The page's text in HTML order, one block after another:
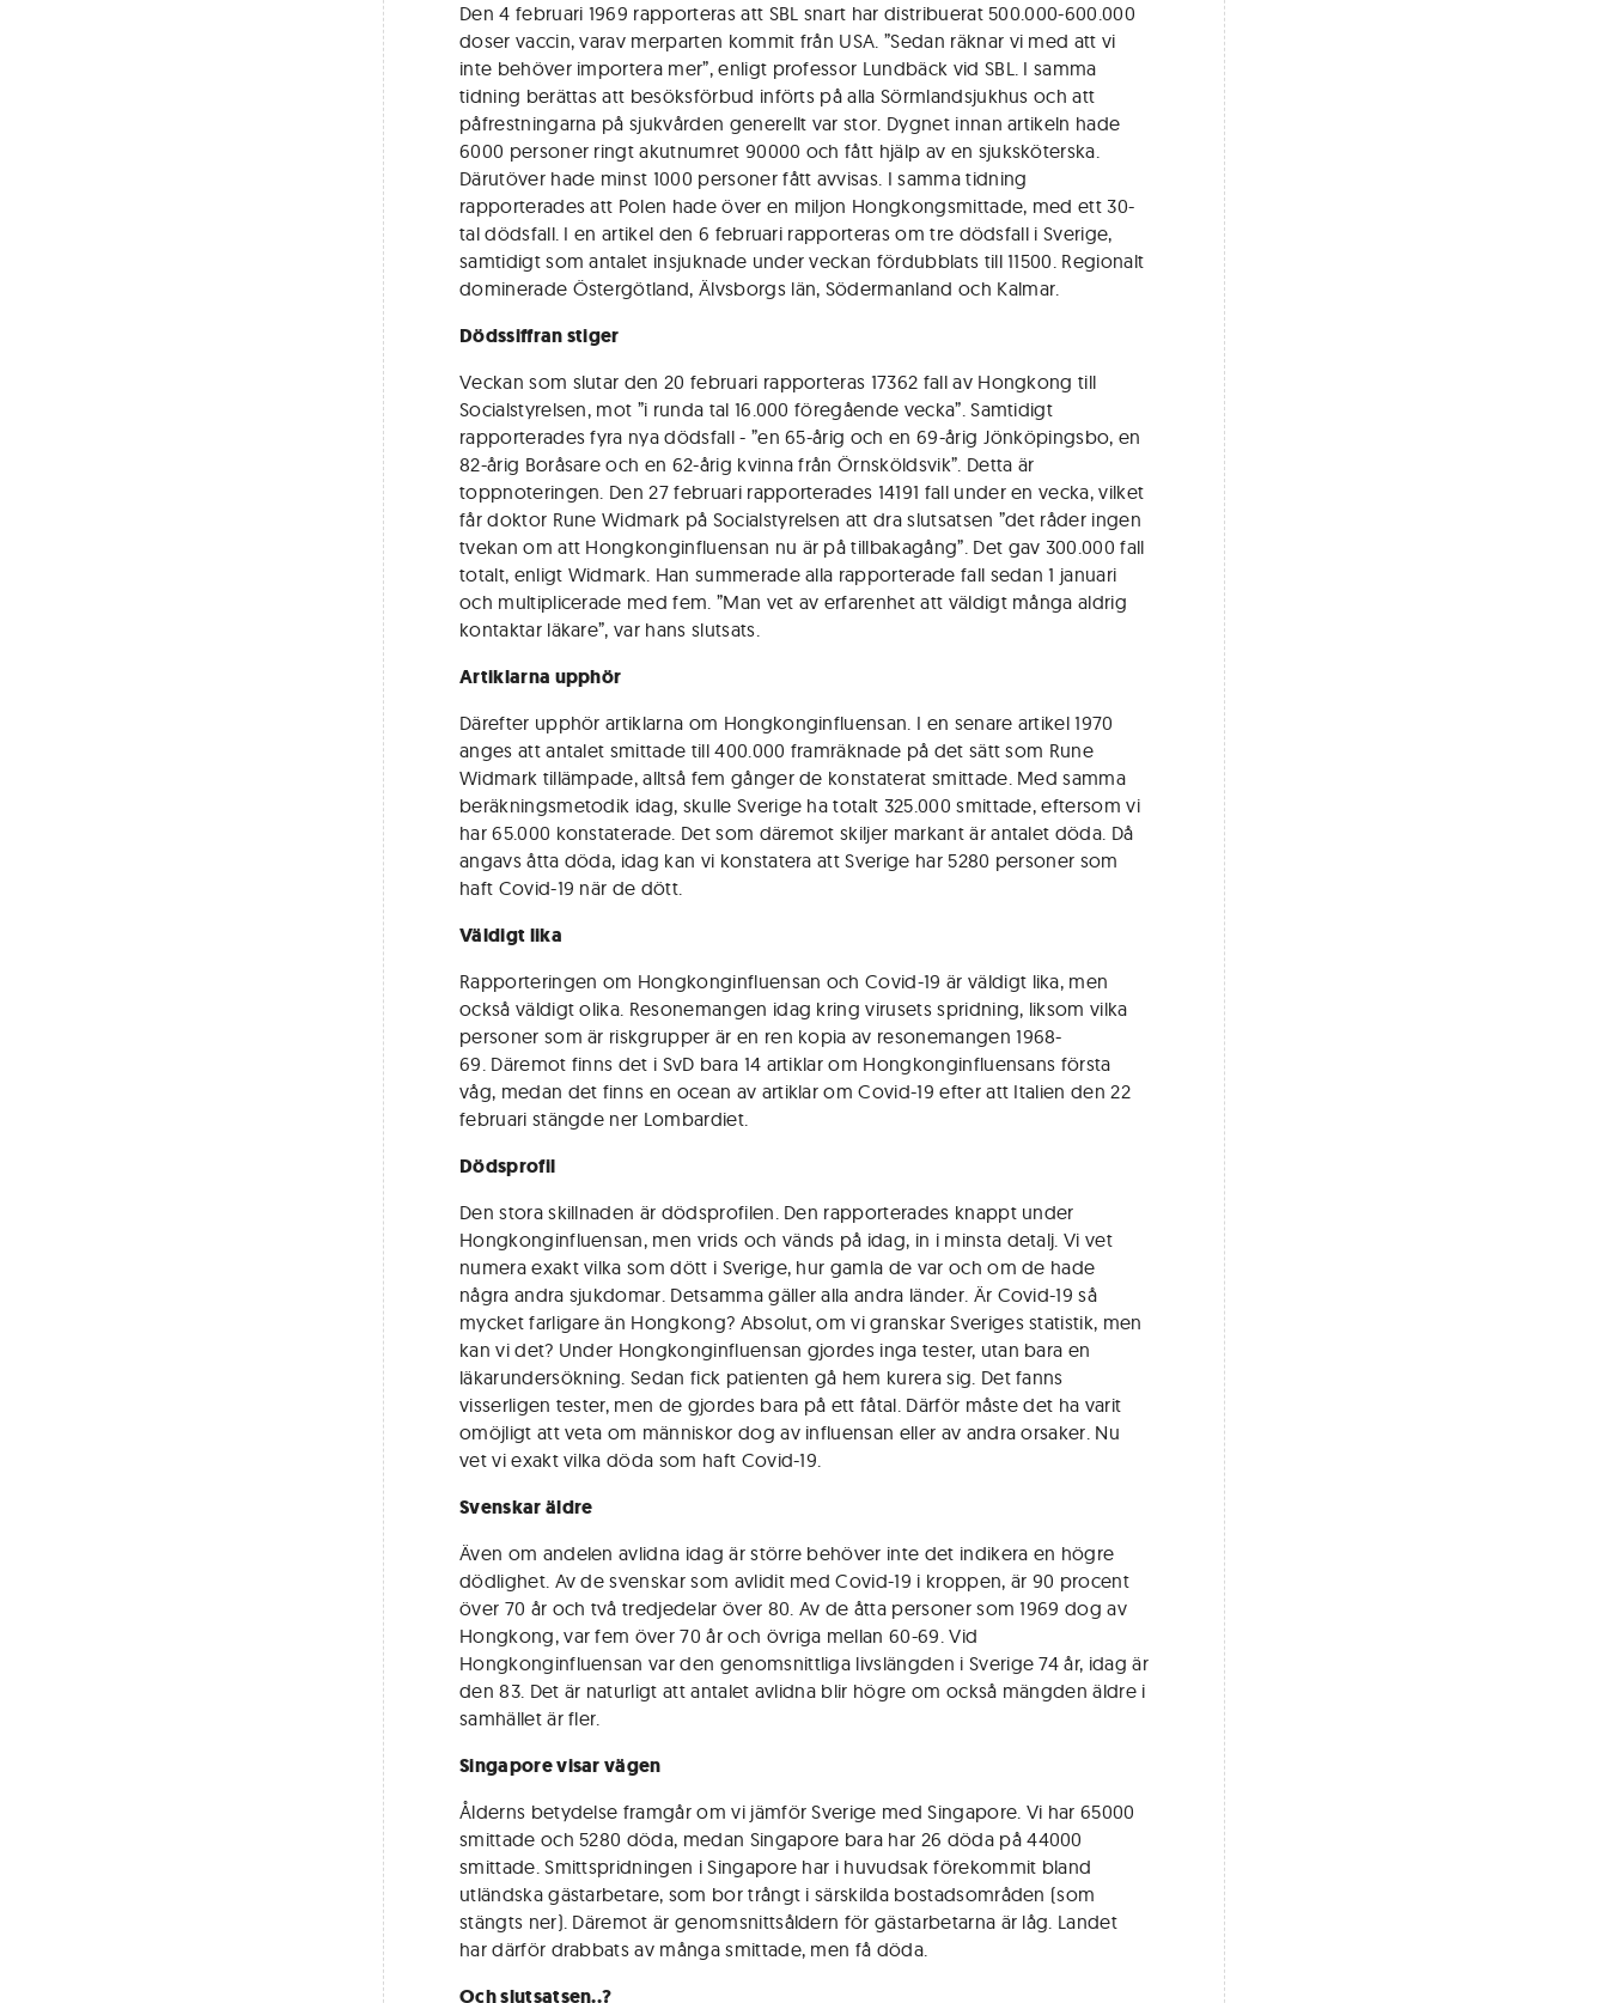
Den 4 februari 1969 rapporteras att SBL snart har distribuerat 500.000-600.000
doser vaccin, varav merparten kommit från USA. ”Sedan räknar vi med att vi
inte behöver importera mer”, enligt professor Lundbäck vid SBL. I samma
tidning berättas att besöksförbud införts på alla Sörmlandsjukhus och att
påfrestningarna på sjukvården generellt var stor. Dygnet innan artikeln hade
6000 personer ringt akutnumret 90000 och fått hjälp av en sjuksköterska.
Därutöver hade minst 1000 personer fått avvisas. I samma tidning
rapporterades att Polen hade över en miljon Hongkongsmittade, med ett 30-
tal dödsfall. I en artikel den 6 februari rapporteras om tre dödsfall i Sverige,
samtidigt som antalet insjuknade under veckan fördubblats till 11500. Regionalt
dominerade Östergötland, Älvsborgs län, Södermanland och Kalmar.
Dödssiffran stiger
Veckan som slutar den 20 februari rapporteras 17362 fall av Hongkong till
Socialstyrelsen, mot ”i runda tal 16.000 föregående vecka”. Samtidigt
rapporterades fyra nya dödsfall - ”en 65-årig och en 69-årig Jönköpingsbo, en
82-årig Boråsare och en 62-årig kvinna från Örnsköldsvik”. Detta är
toppnoteringen. Den 27 februari rapporterades 14191 fall under en vecka, vilket
får doktor Rune Widmark på Socialstyrelsen att dra slutsatsen ”det råder ingen
tvekan om att Hongkonginfluensan nu är på tillbakagång”. Det gav 300.000 fall
totalt, enligt Widmark. Han summerade alla rapporterade fall sedan 1 januari
och multiplicerade med fem. ”Man vet av erfarenhet att väldigt många aldrig
kontaktar läkare”, var hans slutsats.
Artiklarna upphör
Därefter upphör artiklarna om Hongkonginfluensan. I en senare artikel 1970
anges att antalet smittade till 400.000 framräknade på det sätt som Rune
Widmark tillämpade, alltså fem gånger de konstaterat smittade. Med samma
beräkningsmetodik idag, skulle Sverige ha totalt 325.000 smittade, eftersom vi
har 65.000 konstaterade. Det som däremot skiljer markant är antalet döda. Då
angavs åtta döda, idag kan vi konstatera att Sverige har 5280 personer som
haft Covid-19 när de dött.
Väldigt lika
Rapporteringen om Hongkonginfluensan och Covid-19 är väldigt lika, men
också väldigt olika. Resonemangen idag kring virusets spridning, liksom vilka
personer som är riskgrupper är en ren kopia av resonemangen 1968-
69. Däremot finns det i SvD bara 14 artiklar om Hongkonginfluensans första
våg, medan det finns en ocean av artiklar om Covid-19 efter att Italien den 22
februari stängde ner Lombardiet.
Dödsprofil
Den stora skillnaden är dödsprofilen. Den rapporterades knappt under
Hongkonginfluensan, men vrids och vänds på idag, in i minsta detalj. Vi vet
numera exakt vilka som dött i Sverige, hur gamla de var och om de hade
några andra sjukdomar. Detsamma gäller alla andra länder. Är Covid-19 så
mycket farligare än Hongkong? Absolut, om vi granskar Sveriges statistik, men
kan vi det? Under Hongkonginfluensan gjordes inga tester, utan bara en
läkarundersökning. Sedan fick patienten gå hem kurera sig. Det fanns
visserligen tester, men de gjordes bara på ett fåtal. Därför måste det ha varit
omöjligt att veta om människor dog av influensan eller av andra orsaker. Nu
vet vi exakt vilka döda som haft Covid-19.
Svenskar äldre
Även om andelen avlidna idag är större behöver inte det indikera en högre
dödlighet. Av de svenskar som avlidit med Covid-19 i kroppen, är 90 procent
över 70 år och två tredjedelar över 80. Av de åtta personer som 1969 dog av
Hongkong, var fem över 70 år och övriga mellan 60-69. Vid
Hongkonginfluensan var den genomsnittliga livslängden i Sverige 74 år, idag är
den 83. Det är naturligt att antalet avlidna blir högre om också mängden äldre i
samhället är fler.
Singapore visar vägen
Ålderns betydelse framgår om vi jämför Sverige med Singapore. Vi har 65000
smittade och 5280 döda, medan Singapore bara har 26 döda på 44000
smittade. Smittspridningen i Singapore har i huvudsak förekommit bland
utländska gästarbetare, som bor trångt i särskilda bostadsområden (som
stängts ner). Däremot är genomsnittsåldern för gästarbetarna är låg. Landet
har därför drabbats av många smittade, men få döda.
Och slutsatsen..?